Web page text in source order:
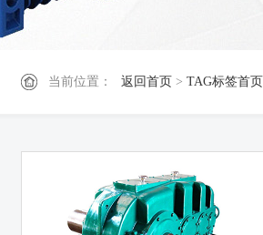
当前位置： 返回首页 > TAG标签首页